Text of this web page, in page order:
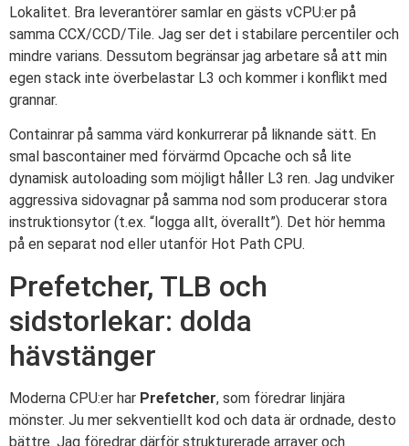
Lokalitet. Bra leverantörer samlar en gästs vCPU:er på
samma CCX/CCD/Tile. Jag ser det i stabilare percentiler och
mindre varians. Dessutom begränsar jag arbetare så att min
egen stack inte överbelastar L3 och kommer i konflikt med
grannar.
Containrar på samma värd konkurrerar på liknande sätt. En
smal bascontainer med förvärmd Opcache och så lite
dynamisk autoloading som möjligt håller L3 ren. Jag undviker
aggressiva sidovagnar på samma nod som producerar stora
instruktionsytor (t.ex. “logga allt, överallt”). Det hör hemma
på en separat nod eller utanför Hot Path CPU.
Prefetcher, TLB och
sidstorlekar: dolda
hävstänger
Moderna CPU:er har Prefetcher, som föredrar linjära
mönster. Ju mer sekventiellt kod och data är ordnade, desto
bättre. Jag föredrar därför strukturerade arrayer och